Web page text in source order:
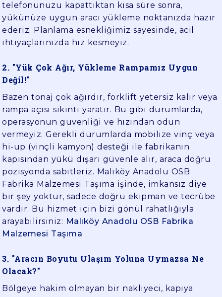
telefonunuzu kapattıktan kısa süre sonra,
yükünüze uygun aracı yükleme noktanızda hazır
ederiz. Planlama esnekliğimiz sayesinde, acil
ihtiyaçlarınızda hız kesmeyiz.
2. "Yük Çok Ağır, Yükleme Rampamız Uygun
Değil!"
Bazen tonaj çok ağırdır, forklift yetersiz kalır veya
rampa açısı sıkıntı yaratır. Bu gibi durumlarda,
operasyonun güvenliği ve hızından ödün
vermeyiz. Gerekli durumlarda mobilize vinç veya
hi-up (vinçli kamyon) desteği ile fabrikanın
kapısından yükü dışarı güvenle alır, araca doğru
pozisyonda sabitleriz. Malıköy Anadolu OSB
Fabrika Malzemesi Taşıma işinde, imkansız diye
bir şey yoktur, sadece doğru ekipman ve tecrübe
vardır. Bu hizmet için bizi gönül rahatlığıyla
arayabilirsiniz: Malıköy Anadolu OSB Fabrika
Malzemesi Taşıma
3. "Aracın Boyutu Ulaşım Yoluna Uymazsa Ne
Olacak?"
Bölgeye hakim olmayan bir nakliyeci, kapıya